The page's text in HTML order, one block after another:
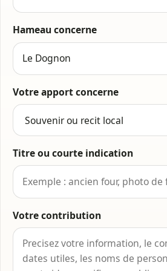
Hameau concerne
Votre apport concerne
Titre ou courte indication
Votre contribution